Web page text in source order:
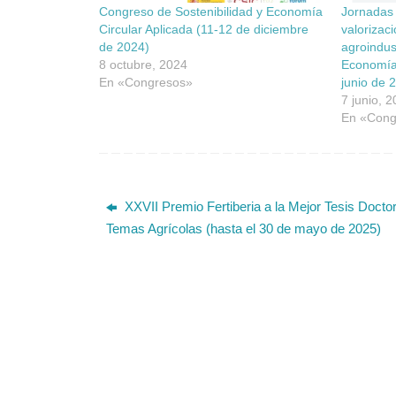
Congreso de Sostenibilidad y Economía
Circular Aplicada (11-12 de diciembre
de 2024)
8 octubre, 2024
En «Congresos»
junio de
7 junio,
En
XXVII Premio Fertiberia a la Mejor Tesis
Temas Agrícolas (hasta el 30 de mayo de 2025)